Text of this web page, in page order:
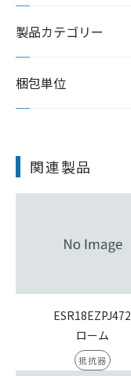
製品カテゴリー
梱包単位
関連製品
ESR18EZPJ472
ローム
抵抗器